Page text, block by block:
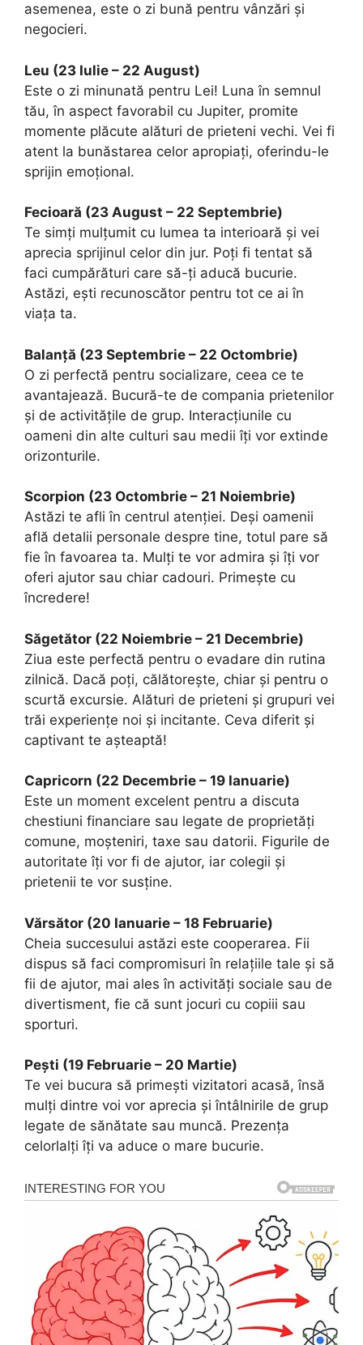
asemenea, este o zi bună pentru vânzări și
negocieri.
Leu (23 Iulie – 22 August)
Este o zi minunată pentru Lei! Luna în semnul
tău, în aspect favorabil cu Jupiter, promite
momente plăcute alături de prieteni vechi. Vei fi
atent la bunăstarea celor apropiați, oferindu-le
sprijin emoțional.
Fecioară (23 August – 22 Septembrie)
Te simți mulțumit cu lumea ta interioară și vei
aprecia sprijinul celor din jur. Poți fi tentat să
faci cumpărături care să-ți aducă bucurie.
Astăzi, ești recunoscător pentru tot ce ai în
viața ta.
Balanță (23 Septembrie – 22 Octombrie)
O zi perfectă pentru socializare, ceea ce te
avantajează. Bucură-te de compania prietenilor
și de activitățile de grup. Interacțiunile cu
oameni din alte culturi sau medii îți vor extinde
orizonturile.
Scorpion (23 Octombrie – 21 Noiembrie)
Astăzi te afli în centrul atenției. Deși oamenii
află detalii personale despre tine, totul pare să
fie în favoarea ta. Mulți te vor admira și îți vor
oferi ajutor sau chiar cadouri. Primește cu
încredere!
Săgetător (22 Noiembrie – 21 Decembrie)
Ziua este perfectă pentru o evadare din rutina
zilnică. Dacă poți, călătorește, chiar și pentru o
scurtă excursie. Alături de prieteni și grupuri vei
trăi experiențe noi și incitante. Ceva diferit și
captivant te așteaptă!
Capricorn (22 Decembrie – 19 Ianuarie)
Este un moment excelent pentru a discuta
chestiuni financiare sau legate de proprietăți
comune, moșteniri, taxe sau datorii. Figurile de
autoritate îți vor fi de ajutor, iar colegii și
prietenii te vor susține.
Vărsător (20 Ianuarie – 18 Februarie)
Cheia succesului astăzi este cooperarea. Fii
dispus să faci compromisuri în relațiile tale și să
fii de ajutor, mai ales în activități sociale sau de
divertisment, fie că sunt jocuri cu copiii sau
sporturi.
Pești (19 Februarie – 20 Martie)
Te vei bucura să primești vizitatori acasă, însă
mulți dintre voi vor aprecia și întâlnirile de grup
legate de sănătate sau muncă. Prezența
celorlalți îți va aduce o mare bucurie.